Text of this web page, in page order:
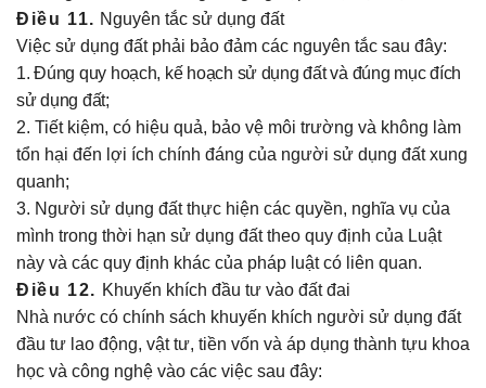
Điều 11. Nguyên tắc sử dụng đất
Việc sử dụng đất phải bảo đảm các nguyên tắc sau đây:
1. Đúng quy hoạch, kế hoạch sử dụng đất và đúng mục đích
sử dụng đất;
2. Tiết kiệm, có hiệu quả, bảo vệ môi trường và không làm
tổn hại đến lợi ích chính đáng của người sử dụng đất xung
quanh;
3. Người sử dụng đất thực hiện các quyền, nghĩa vụ của
mình trong thời hạn sử dụng đất theo quy định của Luật
này và các quy định khác của pháp luật có liên quan.
Điều 12. Khuyến khích đầu tư vào đất đai
Nhà nước có chính sách khuyến khích người sử dụng đất
đầu tư lao động, vật tư, tiền vốn và áp dụng thành tựu khoa
học và công nghệ vào các việc sau đây: